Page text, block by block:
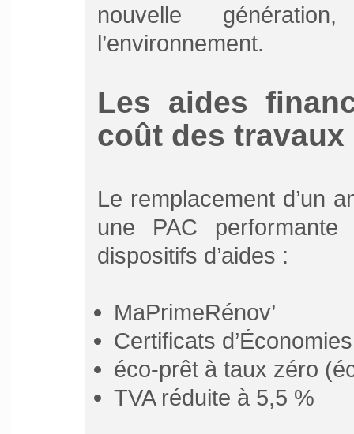
nouvelle
l’environnement.
Les aides
coût des travaux
Le remplacement d’un
une PAC
dispositifs d’aides :
MaPrimeRénov’
Certificats
éco-prêt à taux zéro
TVA réduite à 5,5 %